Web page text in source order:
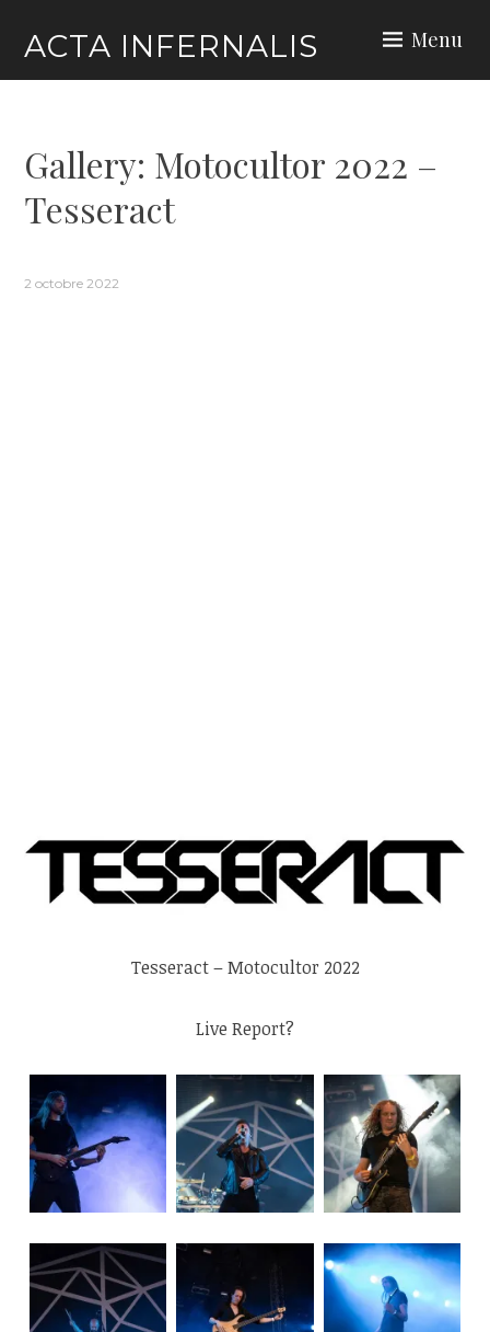
content
ACTA INFERNALIS Menu
Gallery: Motocultor 2022 –
Tesseract
2 octobre 2022
Tesseract – Motocultor 2022
Live Report?